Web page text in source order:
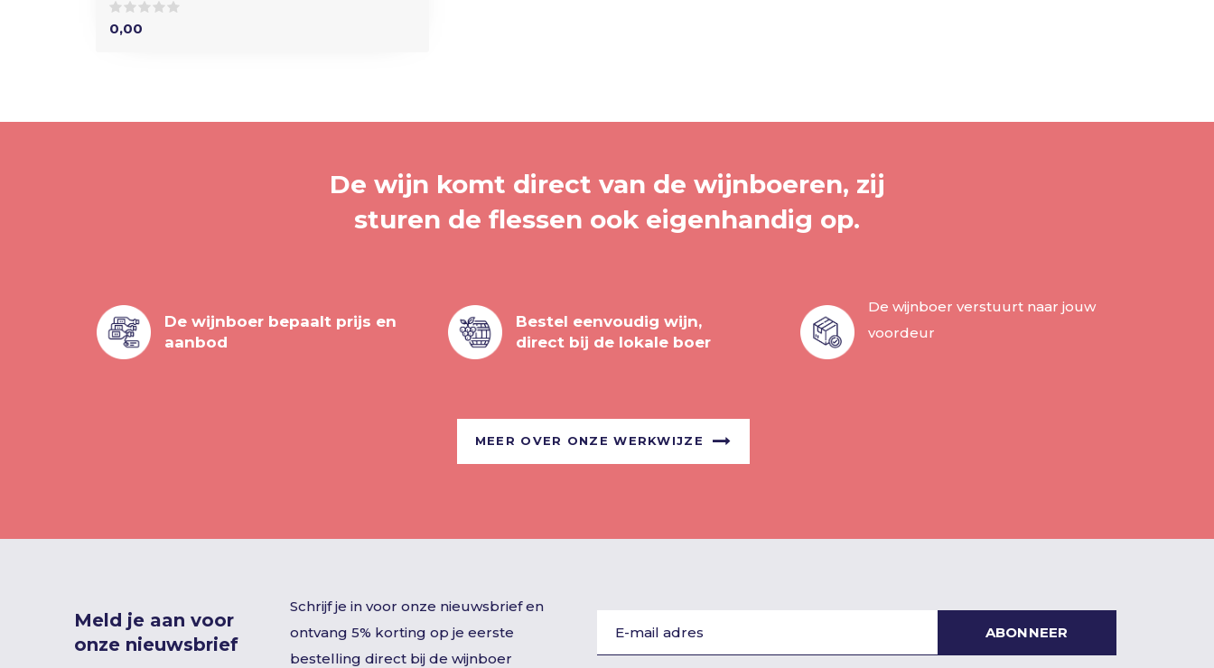
0,00
De wijn komt direct van de wijnboeren, zij
sturen de flessen ook eigenhandig op.
De wijnboer bepaalt prijs en
aanbod
Bestel eenvoudig wijn,
direct bij de lokale boer
De wijnboer verstuurt naar jouw
voordeur
MEER OVER ONZE WERKWIJZE
Meld je aan voor
onze nieuwsbrief
Schrijf je in voor onze nieuwsbrief en
ontvang 5% korting op je eerste
bestelling direct bij de wijnboer
ABONNEER